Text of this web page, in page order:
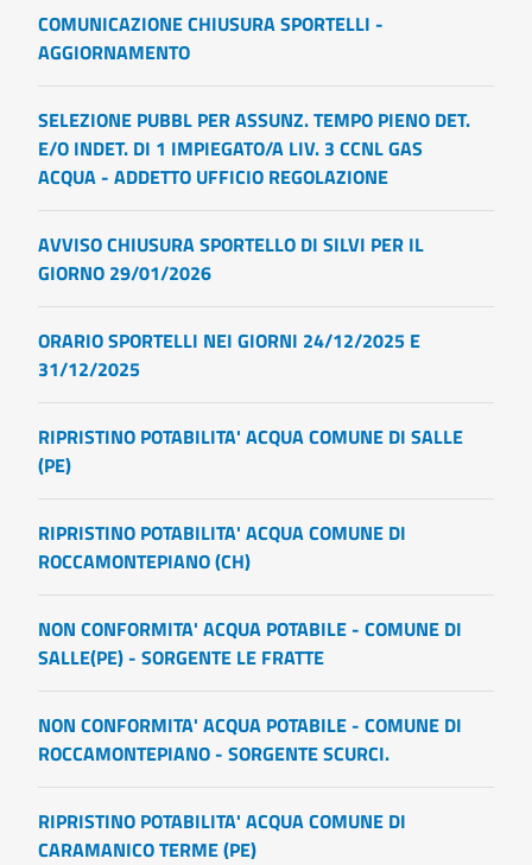
COMUNICAZIONE CHIUSURA SPORTELLI -
AGGIORNAMENTO
SELEZIONE PUBBL PER ASSUNZ. TEMPO PIENO DET.
E/O INDET. DI 1 IMPIEGATO/A LIV. 3 CCNL GAS
ACQUA - ADDETTO UFFICIO REGOLAZIONE
AVVISO CHIUSURA SPORTELLO DI SILVI PER IL
GIORNO 29/01/2026
ORARIO SPORTELLI NEI GIORNI 24/12/2025 E
31/12/2025
RIPRISTINO POTABILITA' ACQUA COMUNE DI SALLE
(PE)
RIPRISTINO POTABILITA' ACQUA COMUNE DI
ROCCAMONTEPIANO (CH)
NON CONFORMITA' ACQUA POTABILE - COMUNE DI
SALLE(PE) - SORGENTE LE FRATTE
NON CONFORMITA' ACQUA POTABILE - COMUNE DI
ROCCAMONTEPIANO - SORGENTE SCURCI.
RIPRISTINO POTABILITA' ACQUA COMUNE DI
CARAMANICO TERME (PE)